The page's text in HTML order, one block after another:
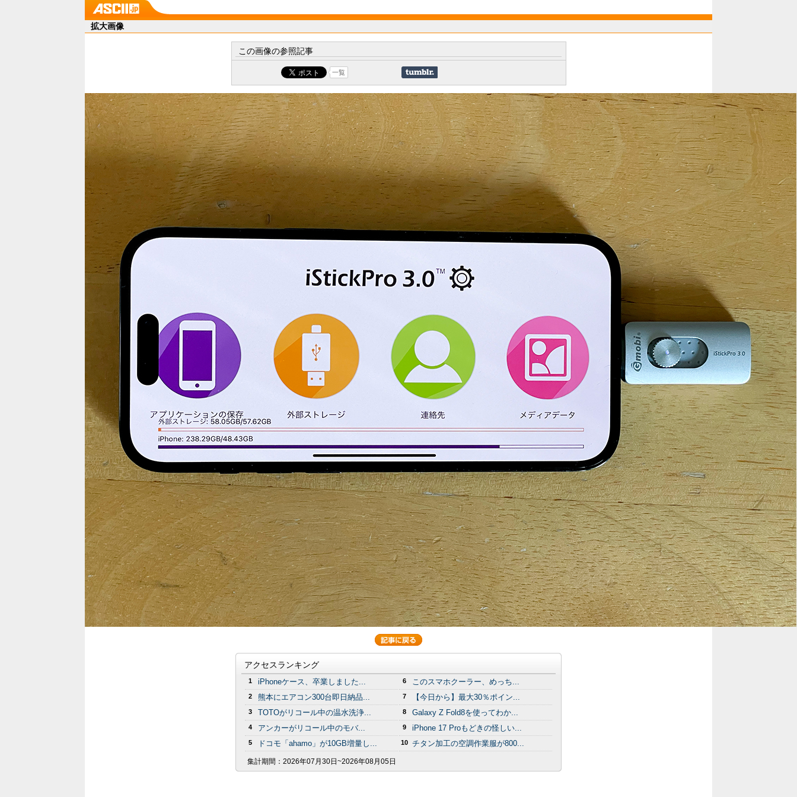
拡大画像
この画像の参照記事
一覧
アクセスランキング
1 iPhoneケース、卒業しました...
2 熊本にエアコン300台即日納品...
3 TOTOがリコール中の温水洗浄...
4 アンカーがリコール中のモバ...
5 ドコモ「ahamo」が10GB増量し...
6 このスマホクーラー、めっち...
7 【今日から】最大30％ポイン...
8 Galaxy Z Fold8を使ってわか...
9 iPhone 17 Proもどきの怪しい...
10 チタン加工の空調作業服が800...
集計期間： 2026年07月30日~2026年08月05日